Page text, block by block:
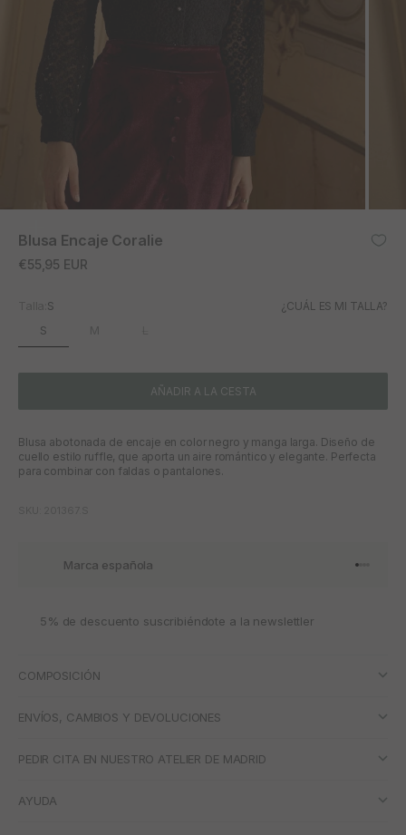
Blusa Encaje Coralie
Precio de oferta
€55,95 EUR
S ¿CUÁL ES MI TALLA?
S
AÑADIR A LA CESTA
Blusa abotonada de encaje en color negro y manga larga. Diseño de
cuello estilo ruffle, que aporta un aire romántico y elegante. Perfecta
para combinar con faldas o pantalones.
Marca española Ir al
Ir al
5% de descuento suscribiéndote a la newslettler
COMPOSICIÓN
ENVÍOS, CAMBIOS Y DEVOLUCIONES
PEDIR CITA EN NUESTRO ATELIER DE MADRID
AYUDA